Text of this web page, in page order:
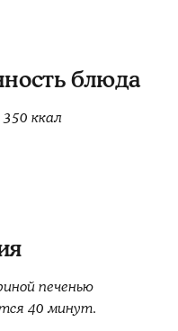
блюда
ккал
печенью
40 минут.